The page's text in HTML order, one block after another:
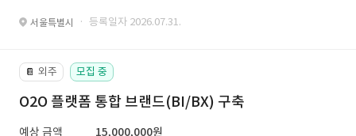
서울특별시 · 등록일자 2026.07.31.
📔 외주 모집 중
O2O 플랫폼 통합 브랜드(BI/BX) 구축
예상 금액
15,000,000원